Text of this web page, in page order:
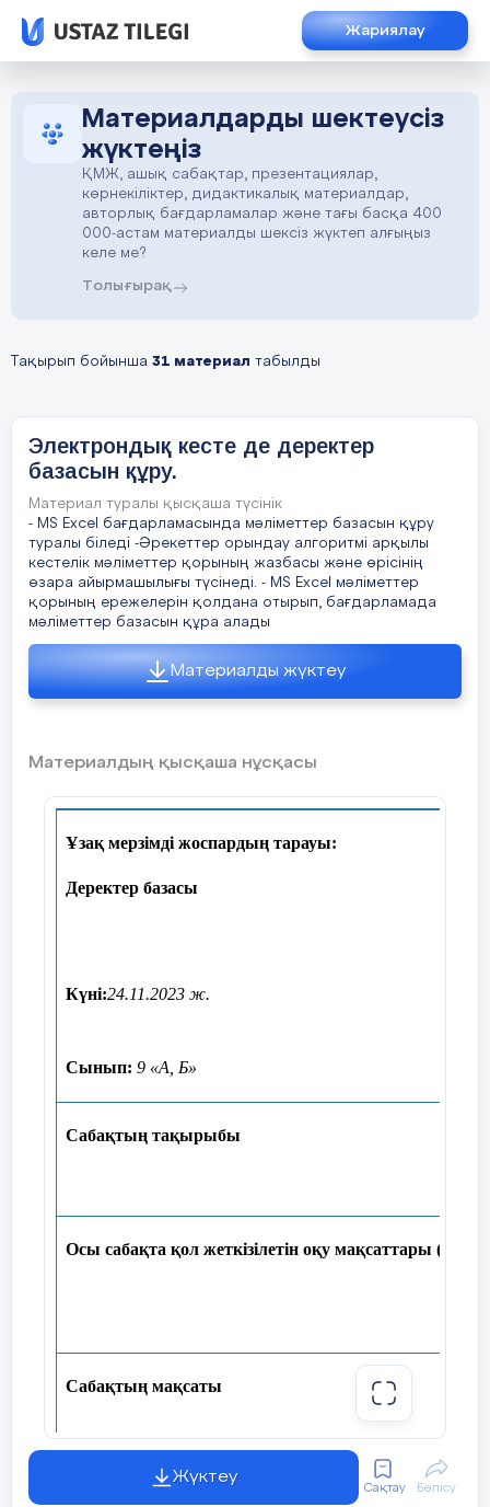
Жариялау
Материалдарды шектеусіз
жүктеңіз
ҚМЖ, ашық сабақтар, презентациялар,
көрнекіліктер, дидактикалық материалдар,
авторлық бағдарламалар және тағы басқа 400
000-астам материалды шексіз жүктеп алғыңыз
келе ме?
Толығырақ
Тақырып бойынша 31 материал табылды
Электрондық кесте де деректер
базасын құру.
Материал туралы қысқаша түсінік
- MS Excel бағдарламасында мәліметтер базасын құру
туралы біледі -Әрекеттер орындау алгоритмі арқылы
кестелік мәліметтер қорының жазбасы және өрісінің
өзара айырмашылығы түсінеді. - MS Excel мәліметтер
қорының ережелерін қолдана отырып, бағдарламада
мәліметтер базасын құра алады
Материалды жүктеу
Материалдың қысқаша нұсқасы
Ұзақ мерзімді жоспардың тарауы:
Деректер базасы
Күні:24.11.2023 ж.
Сынып: 9 «А, Б»
Сабақтың тақырыбы
Осы сабақта қол жеткізілетін оқу мақсаттары (оқу
Сабақтың мақсаты
Жүктеу
Сақтау Бөлісу